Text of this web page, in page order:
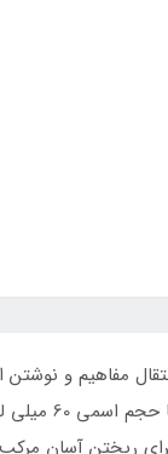
انتقال مفاهیم و
است.
ریختن آسان